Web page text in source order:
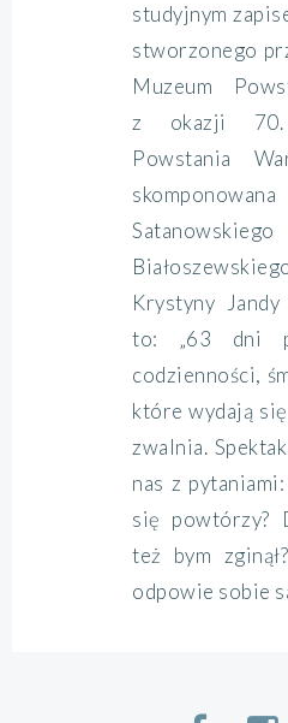
studyjnym
stworzonego
Muzeum
z okazji 70.
Powstania
Krystyny
to: „63 dni
codzienności,
które wydają
zwalnia.
nas z
się powtórzy?
też bym
odpowie sobie